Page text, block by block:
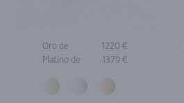
Oro de
1220 €
Platino de
1379 €